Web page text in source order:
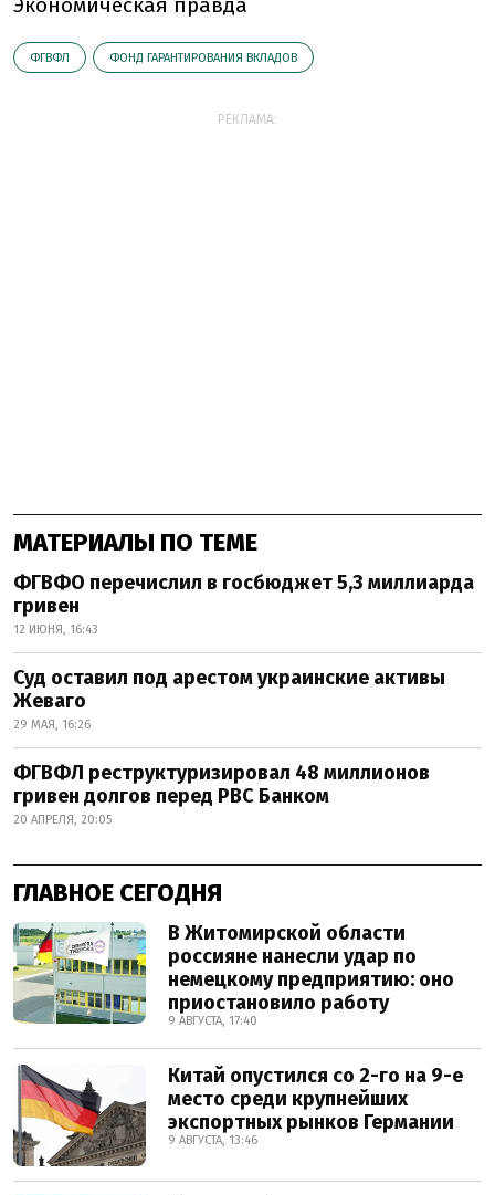
ФГВФЛ ФОНД ГАРАНТИРОВАНИЯ ВКЛАДОВ
РЕКЛАМА:
МАТЕРИАЛЫ ПО ТЕМЕ
ФГВФО перечислил в госбюджет 5,3 миллиарда
гривен
12 ИЮНЯ, 16:43
Суд оставил под арестом украинские активы
Жеваго
29 МАЯ, 16:26
ФГВФЛ реструктуризировал 48 миллионов
гривен долгов перед РВС Банком
20 АПРЕЛЯ, 20:05
ГЛАВНОЕ СЕГОДНЯ
В Житомирской области
россияне нанесли удар по
немецкому предприятию: оно
приостановило работу
9 АВГУСТА, 17:40
Китай опустился со 2-го на 9-е
место среди крупнейших
экспортных рынков Германии
9 АВГУСТА, 13:46